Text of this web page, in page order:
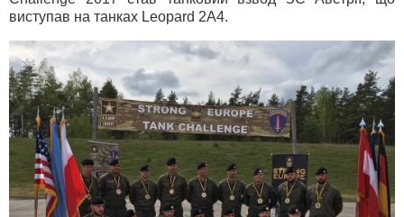
виступав на танках Leopard 2A4.